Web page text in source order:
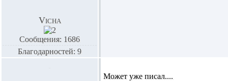
Vicha
Сообщения: 1686
Благодарностей: 9
Может уже писал....